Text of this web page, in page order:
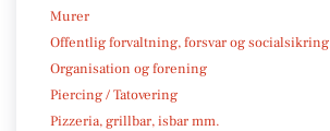
Murer
Offentlig forvaltning, forsvar og socialsikring
Organisation og forening
Piercing / Tatovering
Pizzeria, grillbar, isbar mm.